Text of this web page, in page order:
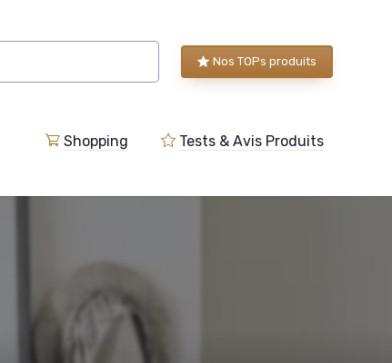
Nos TOPs produits
Shopping Tests & Avis Produits